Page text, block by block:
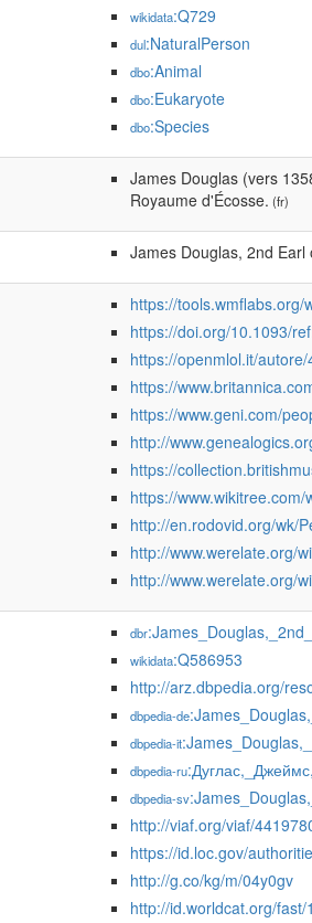
wikidata:Q729
dul:NaturalPerson
dbo:Animal
dbo:Eukaryote
dbo:Species
James Douglas (vers
Royaume d'Écosse. (fr)
James Douglas, 2nd Earl
https://
https://doi.org/10.1093/
https://openmlol.it/autore/
https://
https://www.geni.com/
http://
https://
https://
http://en.rodovid.org/wk/
http://www.werelate.org/
http://www.werelate.org/
dbr
wikidata:Q586953
dbpedia-de
dbpedia-it
dbpedia-ru
dbpedia-sv
http://viaf.org/viaf/
https://id.loc.gov/
http://g.co/kg/m/04y0gv
http://id.worldcat.org/fast/